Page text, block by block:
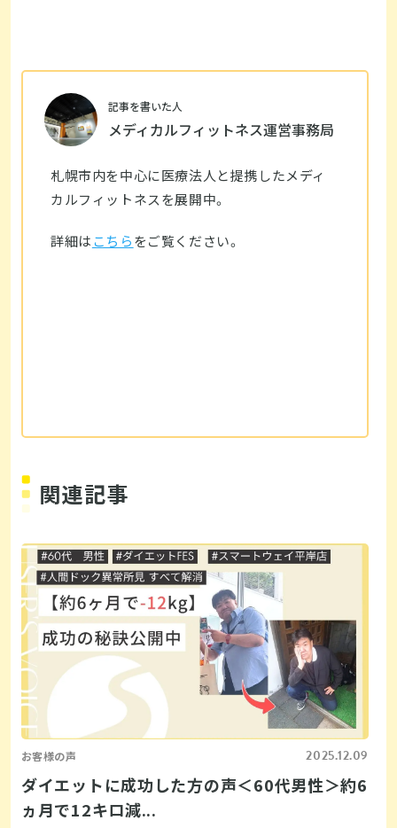
記事を書いた人
メディカルフィットネス運営事務局
札幌市内を中心に医療法人と提携したメディ
カルフィットネスを展開中。
詳細はこちらをご覧ください。
関連記事
お客様の声 2025.12.09
ダイエットに成功した方の声＜60代男性＞約6
ヵ月で12キロ減...